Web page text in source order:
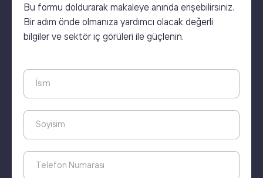
Bu formu doldurarak makaleye anında erişebilirsiniz.
Bir adım önde olmanıza yardımcı olacak değerli
bilgiler ve sektör iç görüleri ile güçlenin.